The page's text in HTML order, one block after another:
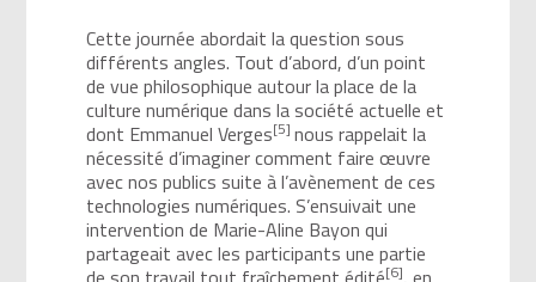
Cette journée abordait la question sous
différents angles. Tout d’abord, d’un point
de vue philosophique autour la place de la
culture numérique dans la société actuelle et
dont Emmanuel Verges[5]nous rappelait la
nécessité d’imaginer comment faire œuvre
avec nos publics suite à l’avènement de ces
technologies numériques. S’ensuivait une
intervention de Marie-Aline Bayon qui
partageait avec les participants une partie
[6]